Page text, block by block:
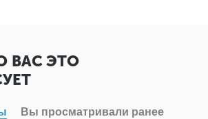
ВАС ЭТО
Вы просматривали ранее